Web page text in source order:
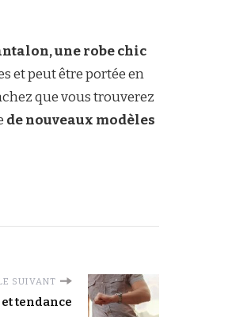
une robe chic
et peut être portée en
que vous trouverez
de nouveaux modèles
SUIVANT
tendance